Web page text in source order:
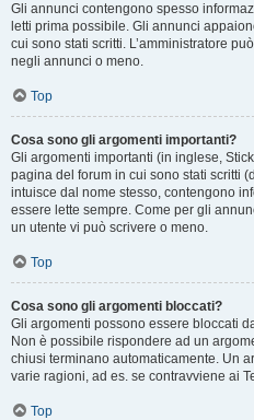
Gli annunci contengono spesso
letti prima possibile. Gli annunci
cui sono stati scritti. L’amministratore
negli annunci o meno.
Top
Cosa sono gli argomenti importanti?
Gli argomenti importanti (in inglese,
pagina del forum in cui sono stati scritti
intuisce dal nome stesso, contengono
essere lette sempre. Come per gli
un utente vi può scrivere o meno.
Top
Cosa sono gli argomenti bloccati?
Gli argomenti possono essere bloccati
Non è possibile rispondere ad un
chiusi terminano automaticamente. Un
varie ragioni, ad es. se contravviene ai
Top